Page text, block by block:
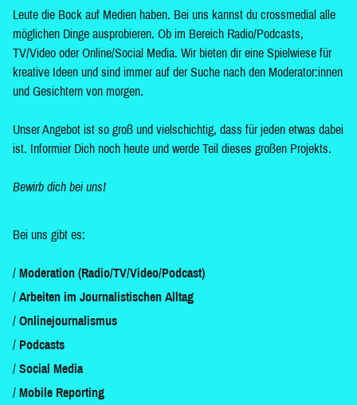
Leute die Bock auf Medien haben. Bei uns kannst du crossmedial alle
möglichen Dinge ausprobieren. Ob im Bereich Radio/Podcasts,
TV/Video oder Online/Social Media. Wir bieten dir eine Spielwiese für
kreative Ideen und sind immer auf der Suche nach den Moderator:innen
und Gesichtern von morgen.
Unser Angebot ist so groß und vielschichtig, dass für jeden etwas dabei
ist. Informier Dich noch heute und werde Teil dieses großen Projekts.
Bewirb dich bei uns!
Bei uns gibt es:
Moderation (Radio/TV/Video/Podcast)
Arbeiten im Journalistischen Alltag
Onlinejournalismus
Podcasts
Social Media
Mobile Reporting